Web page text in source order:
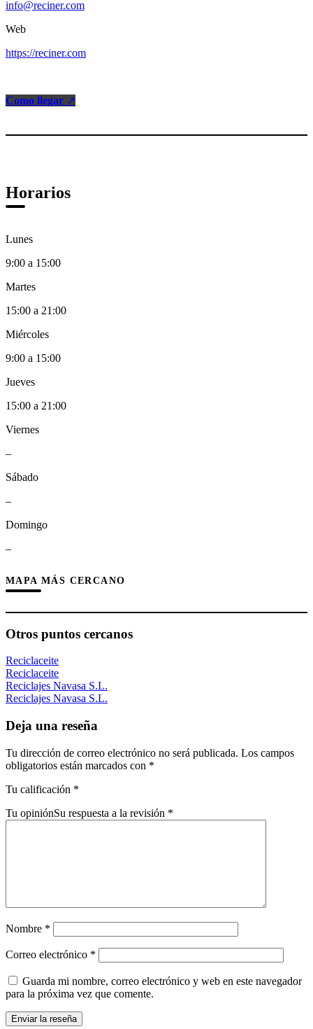
info@reciner.com
Web
https://reciner.com
Como llegar ↗
Horarios
Lunes
9:00 a 15:00
Martes
15:00 a 21:00
Miércoles
9:00 a 15:00
Jueves
15:00 a 21:00
Viernes
–
Sábado
–
Domingo
–
MAPA MÁS CERCANO
Otros puntos cercanos
Reciclaceite
Reciclaceite
Reciclajes Navasa S.L.
Reciclajes Navasa S.L.
Deja una reseña
Tu dirección de correo electrónico no será publicada. Los campos
obligatorios están marcados con *
Tu calificación *
Tu opiniónSu respuesta a la revisión *
Nombre *
Correo electrónico *
Guarda mi nombre, correo electrónico y web en este navegador
para la próxima vez que comente.